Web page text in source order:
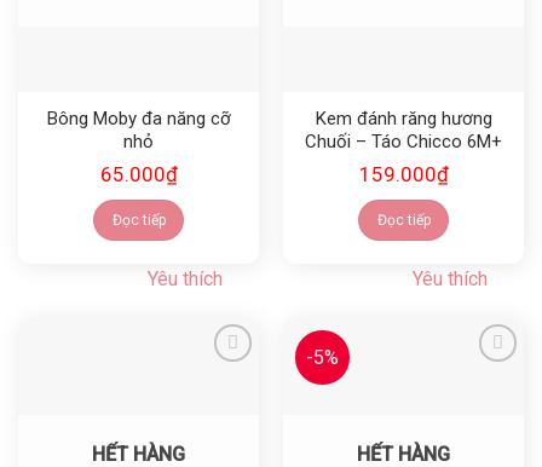
Bông Moby đa năng cỡ
nhỏ
65.000₫
Đọc tiếp
Yêu thích
Kem đánh răng hương
Chuối – Táo Chicco 6M+
159.000₫
Đọc tiếp
Yêu thích
HẾT HÀNG
-5%
HẾT HÀNG